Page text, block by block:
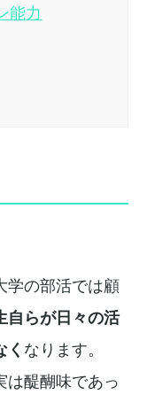
能力
学の部活では顧
自らが日々の活
く なります。
は醍醐味であっ